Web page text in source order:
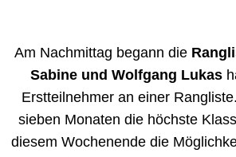
Am Nachmittag begann die
Sabine und Wolfgang Lukas
Erstteilnehmer an einer
sieben Monaten die höchste
diesem Wochenende die